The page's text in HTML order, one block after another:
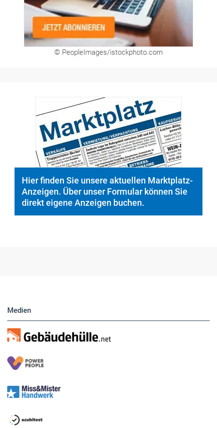
© PeopleImages/istockphoto.com
Hier finden Sie unsere aktuellen Marktplatz-
Anzeigen. Über unser Formular können Sie
direkt eigene Anzeigen buchen.
Medien